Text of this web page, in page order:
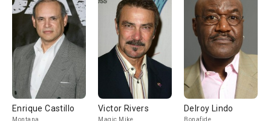
Enrique Castillo
Montana
Victor Rivers
Magic Mike
Delroy Lindo
Bonafide